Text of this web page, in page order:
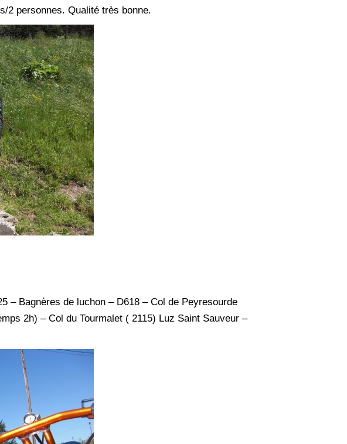
2 personnes. Qualité très bonne.
– Bagnères de luchon – D618 – Col de Peyresourde
2h) – Col du Tourmalet ( 2115) Luz Saint Sauveur –